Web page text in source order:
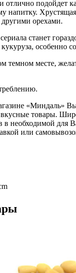
отлично подойдет
напитку.
другими орехами.
станет
кукуруза, особенно
темном месте,
«Миндаль» Вы
товары.
в необходимой для
или